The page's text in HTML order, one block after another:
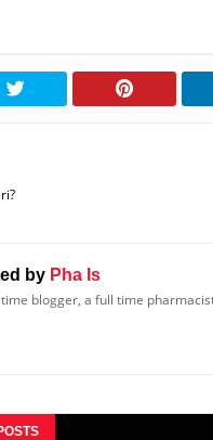
by Pha Is
blogger, a full time